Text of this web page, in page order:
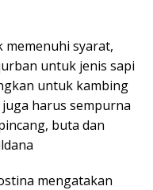
memenuhi syarat,
untuk jenis sapi
untuk kambing
harus sempurna
buta dan
mengatakan